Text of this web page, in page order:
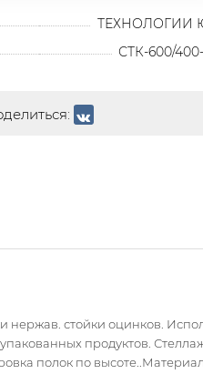
ТЕХНОЛОГИИ
СТК-600/
нержав. стойки оцинков.
продуктов.
полок по